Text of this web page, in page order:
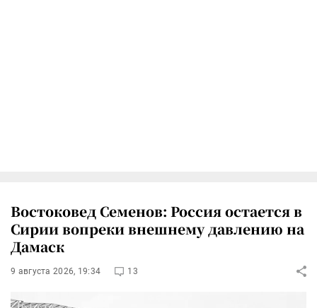
Востоковед Семенов: Россия остается в
Сирии вопреки внешнему давлению на
Дамаск
9 августа 2026, 19:34 13